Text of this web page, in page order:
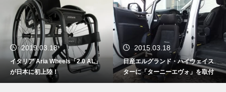
2019.03.18
イタリア Aria Wheels「2.0 AL」
が日本に初上陸！
2015.03.18
日産エルグランド・ハイウェイス
ターに「ターニーエヴォ」を取付